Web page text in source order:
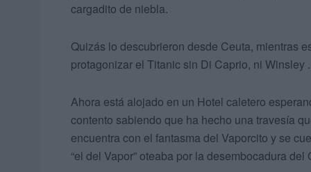
cargadito de niebla.
Quizás lo descubrieron desde Ceuta, mientras
protagonizar el Titanic sin Di Caprio, ni Winsley .
Ahora está alojado en un Hotel caletero
contento sabiendo que ha hecho una travesía
encuentra con el fantasma del Vaporcito y se
“el del Vapor” oteaba por la desembocadura